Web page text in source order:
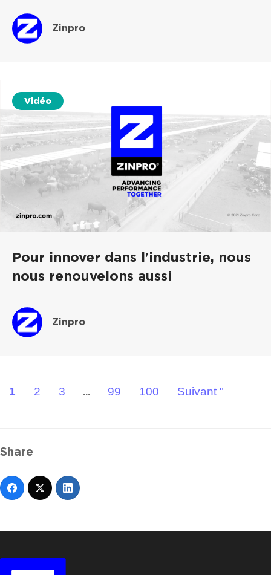
Zinpro
Vidéo
Pour innover dans l'industrie, nous
nous renouvelons aussi
Zinpro
1 2 3 ... 99 100 Suivant "
Share